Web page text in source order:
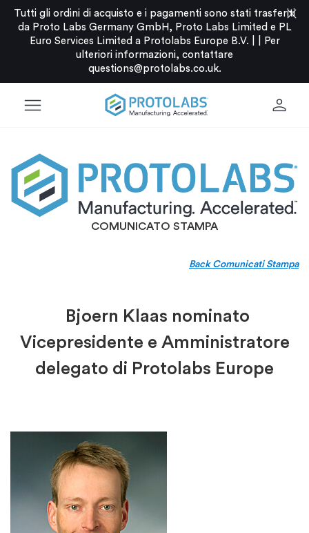
Tutti gli ordini di acquisto e i pagamenti sono stati trasferiti
da Proto Labs Germany GmbH, Proto Labs Limited e PL
Euro Services Limited a Protolabs Europe B.V. |
Per
ulteriori informazioni, contattare
questions@protolabs.co.uk.
close
menu person
COMUNICATO STAMPA
Back Comunicati Stampa
Bjoern Klaas nominato
Vicepresidente e Amministratore
delegato di Protolabs Europe